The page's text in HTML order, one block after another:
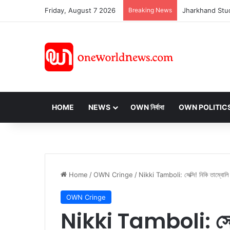
Friday, August 7 2026 Breaking News
HOME NEWS OWN নির্বাবা OWN
Home /OWN Cringe / Nikki Tamboli: সেক্সি! নিকি
OWN Cringe
Nikki Tamboli: